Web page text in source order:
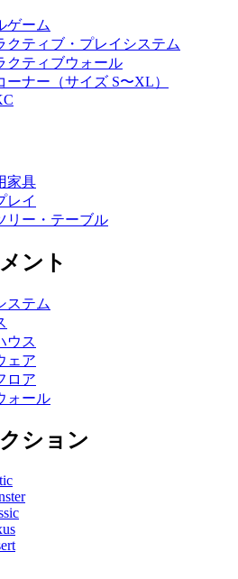
ゲーム
クティブ・プレイシステム
クティブウォール
ーナー（サイズ S〜XL）
家具
レイ
リー・テーブル
ント
ステム
ウス
ェア
ロア
ォール
ション